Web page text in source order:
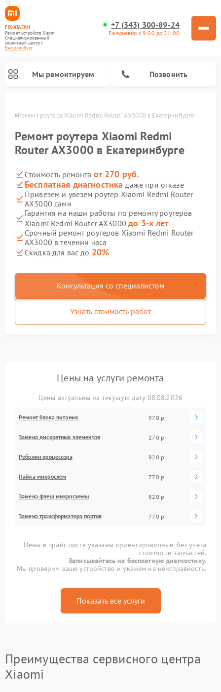
FIX-XIAOMI
Ремонт устройств Xiaomi
Специализированный
cервисный центр г.
Екатеринбург
+7 (343) 300-89-24
Ежедневно с 9:00 до 21:00
Мы ремонтируем Позвонить
Ремонт роутера Xiaomi Redmi Router AX3000 в Екатеринбурге
Ремонт роутера Xiaomi Redmi
Router AX3000 в Екатеринбурге
Стоимость ремонта от 270 руб.
Бесплатная диагностика даже при отказе
Привезем и увезем роутер Xiaomi Redmi Router
AX3000 сами
Гарантия на наши работы по ремонту роутеров
Xiaomi Redmi Router AX3000до 3-х лет
Срочный ремонт роутеров Xiaomi Redmi Router
AX3000 в течении часа
Скидка для вас до 20%
Консультация со специалистом
Узнать стоимость работ
Цены на услуги ремонта
Цены актуальны на текущую дату 08.08.2026
Ремонт блока питания 970 р
Замена дискретных элементов 270 р
Реболин процессора 920 р
Пайка микросхем 770 р
Замена флеш микросхемы 820 р
Замена трансформатора портов 770 р
Цены в прайс-листе указаны ориентировочные, без учета
стоимости запчастей.
Записывайтесь на бесплатную диагностику.
Мы проверим ваше устройство и укажем на неисправность.
Показать все услуги
Преимущества сервисного центра
Xiaomi